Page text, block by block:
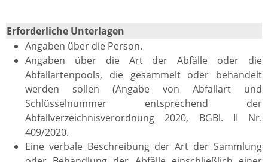
Erforderliche Unterlagen
Angaben über die Person.
Angaben über die Art der Abfälle oder die
Abfallartenpools, die gesammelt oder behandelt
werden sollen (Angabe von Abfallart und
Schlüsselnummer entsprechend der
Abfallverzeichnisverordnung 2020, BGBl. II Nr.
409/2020.
Eine verbale Beschreibung der Art der Sammlung